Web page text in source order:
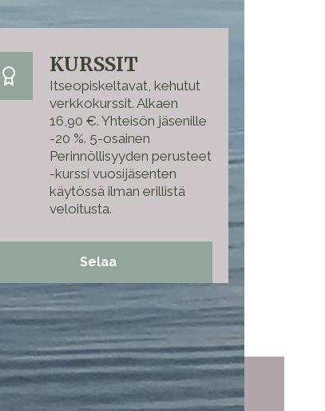
KURSSIT
Itseopiskeltavat, kehutut
verkkokurssit. Alkaen
16,90 €. Yhteisön jäsenille
-20 %. 5-osainen
Perinnöllisyyden perusteet
-kurssi vuosijäsenten
käytössä ilman erillistä
veloitusta.
Selaa